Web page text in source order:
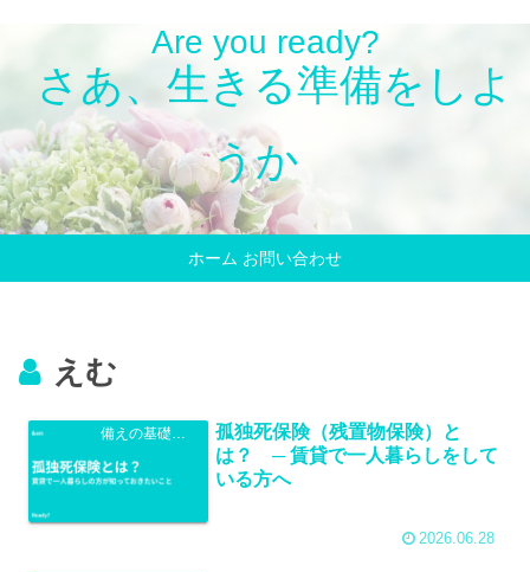
Are you ready?
さあ、生きる準備をしよ
うか
ホーム お問い合わせ
えむ
備えの基礎知識
孤独死保険（残置物保険）と
は？ ─ 賃貸で一人暮らしをして
いる方へ
2026.06.28